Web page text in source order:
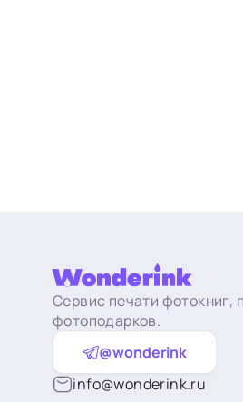
Сервис печати фотокниг,
фотоподарков.
@wonderink
info@wonderink.ru